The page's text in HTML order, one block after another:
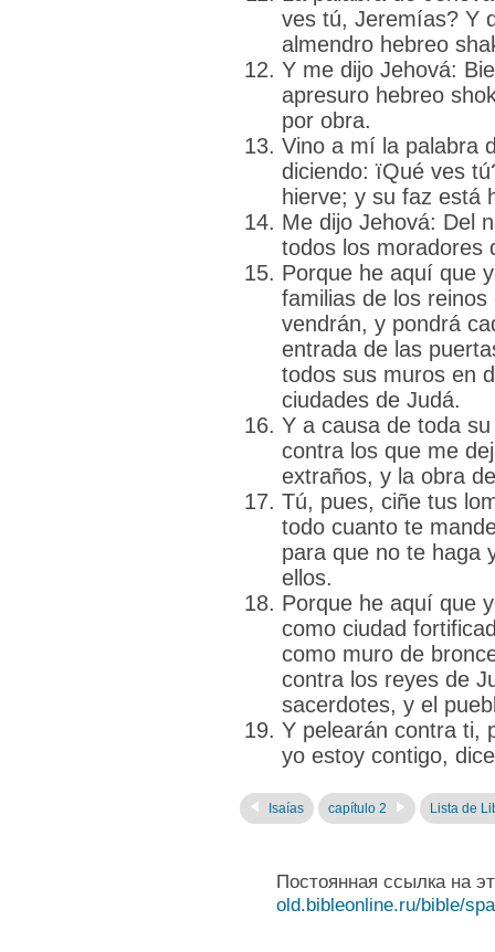
ves tú, Jeremías? Y
almendro hebreo
Y me dijo Jehová:
apresuro hebreo
por obra.
Vino a mí la palabra
diciendo: їQué ves
hierve; y su faz está
Me dijo Jehová: Del
todos los moradores
Porque he aquí que
familias de los
vendrán, y pondrá
entrada de las
todos sus muros en
ciudades de Judá.
Y a causa de toda
contra los que me
extraños, y la obra
Tú, pues, ciñe tus
todo cuanto te
para que no te haga
ellos.
Porque he aquí que
como ciudad
como muro de
contra los reyes de
sacerdotes, y el
Y pelearán contra ti,
yo estoy contigo,
Isaías capítulo 2 Lista de
Постоянная ссылка на
old.bibleonline.ru/bible/